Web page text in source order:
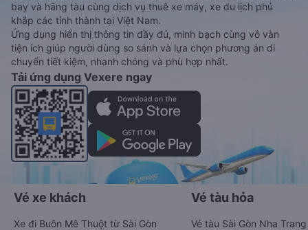
bay và hãng tàu cùng dịch vụ thuê xe máy, xe du lịch phủ
khắp các tỉnh thành tại Việt Nam.
Ứng dụng hiển thị thông tin đầy đủ, minh bạch cùng vô vàn
tiện ích giúp người dùng so sánh và lựa chọn phương án di
chuyển tiết kiệm, nhanh chóng và phù hợp nhất.
Tải ứng dụng Vexere ngay
Vé xe khách
Xe đi Buôn Mê Thuột từ Sài Gòn
Vé tàu hỏa
Vé tàu Sài Gòn Nha Trang